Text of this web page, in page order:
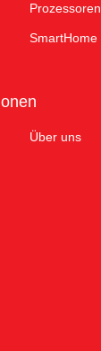
Prozessoren
SmartHome
Über uns